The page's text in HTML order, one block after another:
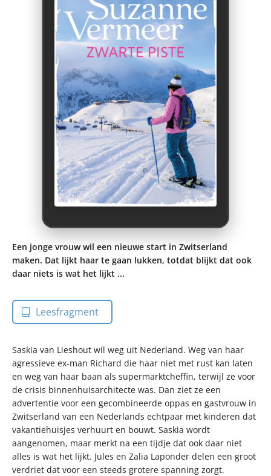
Een jonge vrouw wil een nieuwe start in Zwitserland
maken. Dat lijkt haar te gaan lukken, totdat blijkt dat ook
daar niets is wat het lijkt ...
Leesfragment
Saskia van Lieshout wil weg uit Nederland. Weg van haar
agressieve ex-man Richard die haar niet met rust kan laten
en weg van haar baan als supermarktcheffin, terwijl ze voor
de crisis binnenhuisarchitecte was. Dan ziet ze een
advertentie voor een gecombineerde oppas en gastvrouw in
Zwitserland van een Nederlands echtpaar met kinderen dat
vakantiehuisjes verhuurt en bouwt. Saskia wordt
aangenomen, maar merkt na een tijdje dat ook daar niet
alles is wat het lijkt. Jules en Zalia Laponder delen een groot
verdriet dat voor een steeds grotere spanning zorgt.